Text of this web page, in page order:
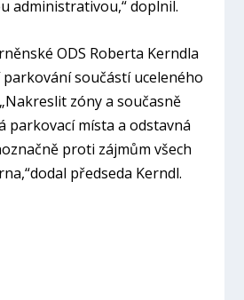
administrativou,“ doplnil.
ODS Roberta Kerndla
součástí uceleného
„Nakreslit zóny a současně
parkovací místa a odstavná
proti zájmům všech
dodal předseda Kerndl.